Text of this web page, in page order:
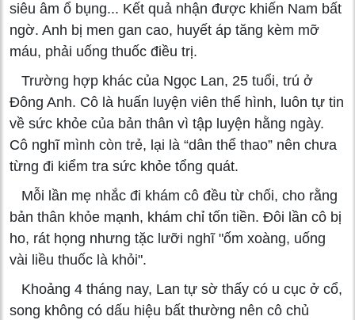
siêu âm ổ bụng... Kết quả nhận được khiến Nam bất
ngờ. Anh bị men gan cao, huyết áp tăng kèm mỡ
máu, phải uống thuốc điều trị.
Trường hợp khác của Ngọc Lan, 25 tuổi, trú ở
Đông Anh. Cô là huấn luyện viên thể hình, luôn tự tin
về sức khỏe của bản thân vì tập luyện hằng ngày.
Cô nghĩ mình còn trẻ, lại là “dân thể thao” nên chưa
từng đi kiểm tra sức khỏe tổng quát.
Mỗi lần mẹ nhắc đi khám cô đều từ chối, cho rằng
bản thân khỏe mạnh, khám chỉ tốn tiền. Đôi lần cô bị
ho, rát họng nhưng tặc lưỡi nghĩ "ốm xoàng, uống
vài liều thuốc là khỏi".
Khoảng 4 tháng nay, Lan tự sờ thấy có u cục ở cổ,
song không có dấu hiệu bất thường nên cô chủ